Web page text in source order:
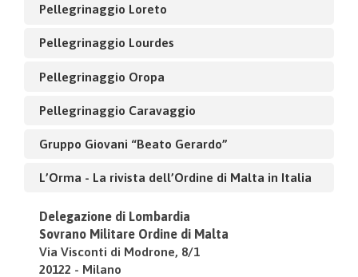
Pellegrinaggio Loreto
Pellegrinaggio Lourdes
Pellegrinaggio Oropa
Pellegrinaggio Caravaggio
Gruppo Giovani “Beato Gerardo”
L’Orma - La rivista dell’Ordine di Malta in Italia
Delegazione di Lombardia
Sovrano Militare Ordine di Malta
Via Visconti di Modrone, 8/1
20122 - Milano